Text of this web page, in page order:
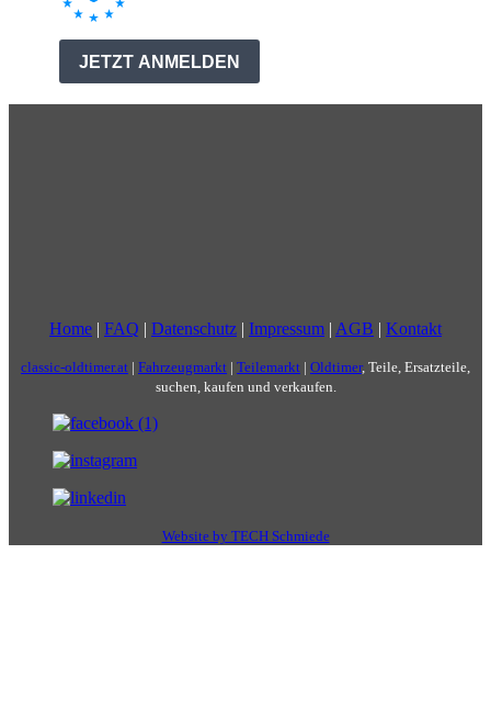
Home | FAQ | Datenschutz | Impressum | AGB | Kontakt
classic-oldtimer.at | Fahrzeugmarkt | Teilemarkt | Oldtimer, Teile, Ersatzteile,
suchen, kaufen und verkaufen.
Website by TECH Schmiede